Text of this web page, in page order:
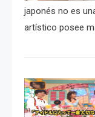
japonés no es
artístico posee